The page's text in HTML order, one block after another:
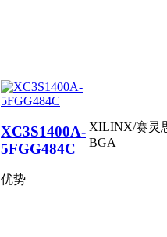
XC3S1400A-
5FGG484C
优势
XILINX/赛灵
BGA